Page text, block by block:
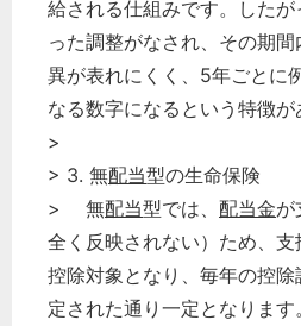
給される仕組みです。した
った調整がなされ、その期
異が表れにくく、5年ごとに
なる数字になるという特徴が
>
> 3. 無配当型の生命保険
> 無配当型では、 配当金が
全く反映されない）ため、支
控除対象となり、毎年の控除
定された通り一定となります。